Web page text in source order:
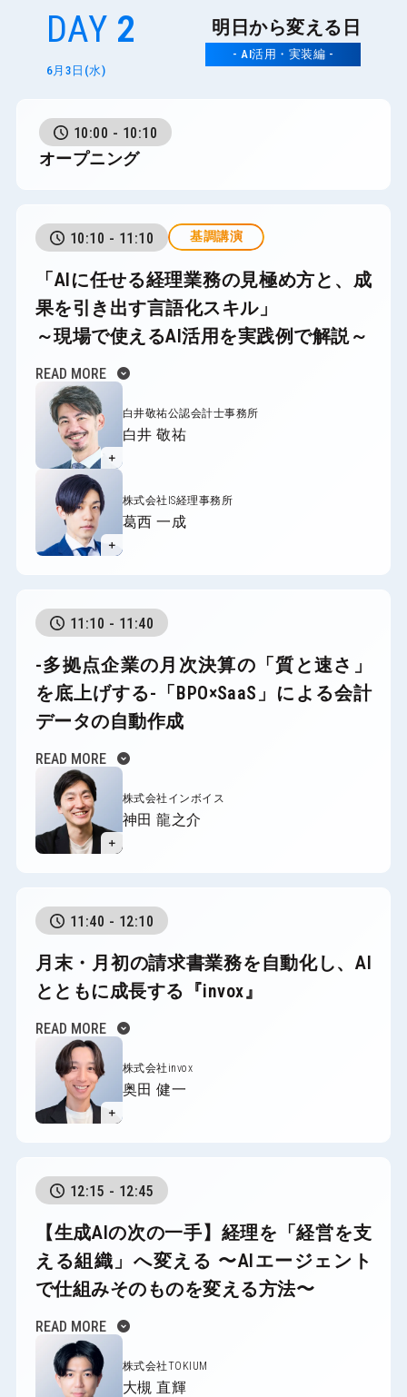
DAY 2
6月3日(水)
明日から変える日
- AI活用・実装編 -
10:00 - 10:10
オープニング
10:10 - 11:10 基調講演
「AIに任せる経理業務の見極め方と、成
果を引き出す言語化スキル」
～現場で使えるAI活用を実践例で解説～
READ MORE expand_circle_down
＋
白井敬祐公認会計士事務所
白井 敬祐
＋
株式会社IS経理事務所
葛西 一成
11:10 - 11:40
-多拠点企業の月次決算の「質と速さ」
を底上げする- 「BPO×SaaS」による会計
データの自動作成
READ MORE expand_circle_down
＋
株式会社インボイス
神田 龍之介
11:40 - 12:10
月末・月初の請求書業務を自動化し、AI
とともに成長する『invox』
READ MORE expand_circle_down
＋
株式会社invox
奥田 健一
12:15 - 12:45
【生成AIの次の一手】経理を「経営を支
える組織」へ変える 〜AIエージェント
で仕組みそのものを変える方法〜
READ MORE expand_circle_down
株式会社TOKIUM
大槻 直輝